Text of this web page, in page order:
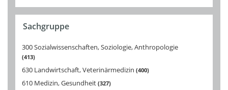
Sachgruppe
300 Sozialwissenschaften, Soziologie, Anthropologie
413
630 Landwirtschaft, Veterinärmedizin 400
610 Medizin, Gesundheit 327